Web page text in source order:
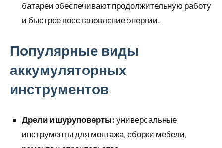
батареи обеспечивают продолжительную работу
и быстрое восстановление энергии.
Популярные виды
аккумуляторных
инструментов
Дрели и шуруповерты: универсальные
инструменты для монтажа, сборки мебели,